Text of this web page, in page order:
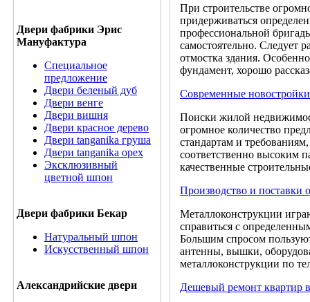
Двери фабрики Эрис
Мануфактура
Специальное
предложение
Двери беленый дуб
Двери венге
Двери вишня
Двери красное дерево
Двери tanganika груша
Двери tanganika oрех
Эксклюзивный
цветной шпон
Двери фабрики Бекар
Натуральный шпон
Искусственный шпон
Александрийские двери
При строительстве
придерживаться
профессиональной
самостоятельно. Следует
отмостка здания.
фундамент, хорошо
Современные
Поиски жилой
огромное количество
стандартам и
соответственно высоким
качественные
Производство и поставки
Металлоконструкции
справиться с
Большим спросом
антенны, вышки,
металлоконструкции по
Дешевый ремонт квартир